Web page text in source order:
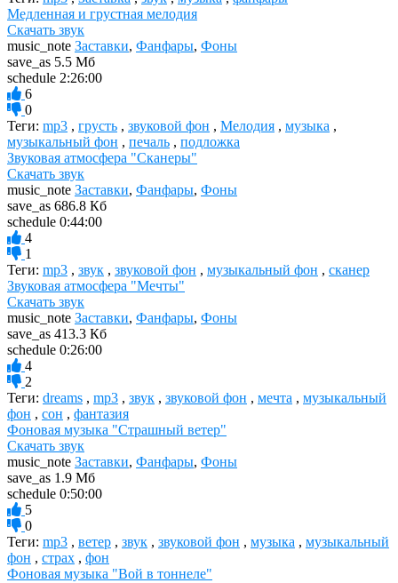
Медленная и грустная мелодия
Скачать звук
music_note Заставки, Фанфары, Фоны
save_as 5.5 Мб
schedule 2:26:00
6
0
Теги: mp3 , грусть , звуковой фон , Мелодия , музыка ,
музыкальный фон , печаль , подложка
Звуковая атмосфера "Сканеры"
Скачать звук
music_note Заставки, Фанфары, Фоны
save_as 686.8 Кб
schedule 0:44:00
4
1
Теги: mp3 , звук , звуковой фон , музыкальный фон , сканер
Звуковая атмосфера "Мечты"
Скачать звук
music_note Заставки, Фанфары, Фоны
save_as 413.3 Кб
schedule 0:26:00
4
2
Теги: dreams , mp3 , звук , звуковой фон , мечта , музыкальный
фон , сон , фантазия
Фоновая музыка "Страшный ветер"
Скачать звук
music_note Заставки, Фанфары, Фоны
save_as 1.9 Мб
schedule 0:50:00
5
0
Теги: mp3 , ветер , звук , звуковой фон , музыка , музыкальный
фон , страх , фон
Фоновая музыка "Вой в тоннеле"